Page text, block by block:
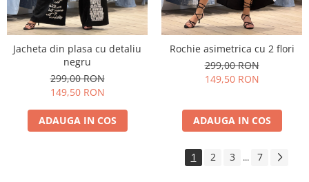
Jacheta din plasa cu detaliu
negru
299,00 RON
149,50 RON
ADAUGA IN COS
Rochie asimetrica cu 2 flori
299,00 RON
149,50 RON
ADAUGA IN COS
1 2 3 ... 7